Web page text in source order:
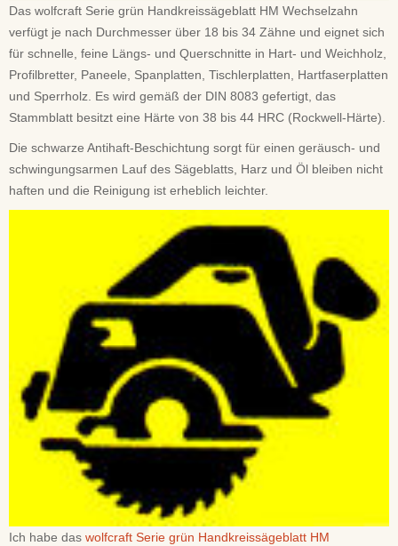
Das wolfcraft Serie grün Handkreissägeblatt HM Wechselzahn
verfügt je nach Durchmesser über 18 bis 34 Zähne und eignet sich
für schnelle, feine Längs- und Querschnitte in Hart- und Weichholz,
Profilbretter, Paneele, Spanplatten, Tischlerplatten, Hartfaserplatten
und Sperrholz. Es wird gemäß der DIN 8083 gefertigt, das
Stammblatt besitzt eine Härte von 38 bis 44 HRC (Rockwell-Härte).
Die schwarze Antihaft-Beschichtung sorgt für einen geräusch- und
schwingungsarmen Lauf des Sägeblatts, Harz und Öl bleiben nicht
haften und die Reinigung ist erheblich leichter.
Ich habe das wolfcraft Serie grün Handkreissägeblatt HM